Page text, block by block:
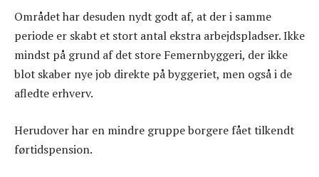
Området har desuden nydt godt af, at der i samme
periode er skabt et stort antal ekstra arbejdspladser. Ikke
mindst på grund af det store Femernbyggeri, der ikke
blot skaber nye job direkte på byggeriet, men også i de
afledte erhverv.
Herudover har en mindre gruppe borgere fået tilkendt
førtidspension.